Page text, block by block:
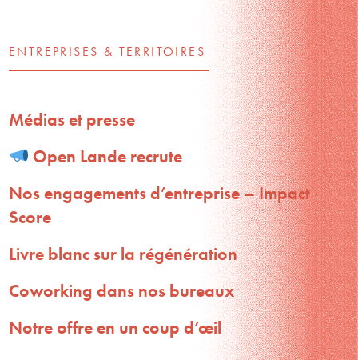
ENTREPRISES & TERRITOIRES
Médias et presse
Open Lande recrute
Nos engagements d’entreprise – Impact
Score
Livre blanc sur la régénération
Coworking dans nos bureaux
Notre offre en un coup d’œil